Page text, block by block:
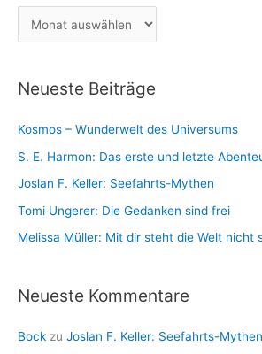
h
e
r
h
v
Neueste Beiträge
Kosmos – Wunderwelt des Universums
S. E. Harmon: Das erste und letzte
Joslan F. Keller: Seefahrts-Mythen
Tomi Ungerer: Die Gedanken sind frei
Melissa Müller: Mit dir steht die Welt nicht
Neueste Kommentare
Bock zu Joslan F. Keller: Seefahrts-Mythen